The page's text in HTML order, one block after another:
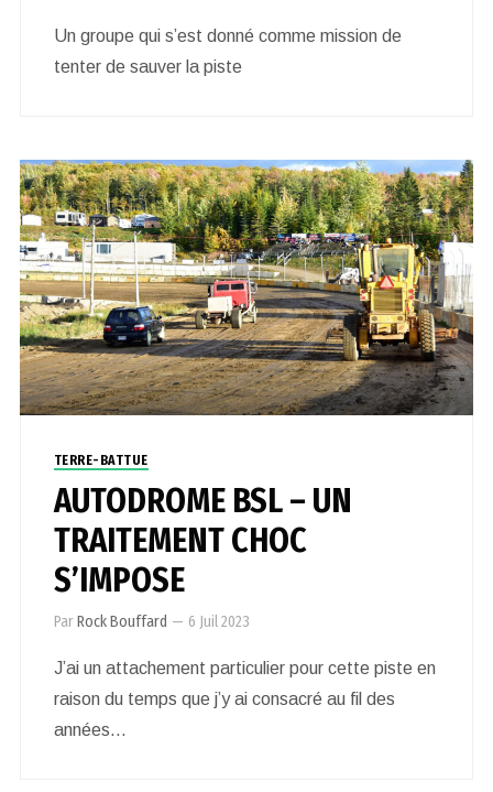
Un groupe qui s’est donné comme mission de
tenter de sauver la piste
TERRE-BATTUE
AUTODROME BSL – UN
TRAITEMENT CHOC
S’IMPOSE
ParRock Bouffard — 6 Juil 2023
J’ai un attachement particulier pour cette piste en
raison du temps que j’y ai consacré au fil des
années…